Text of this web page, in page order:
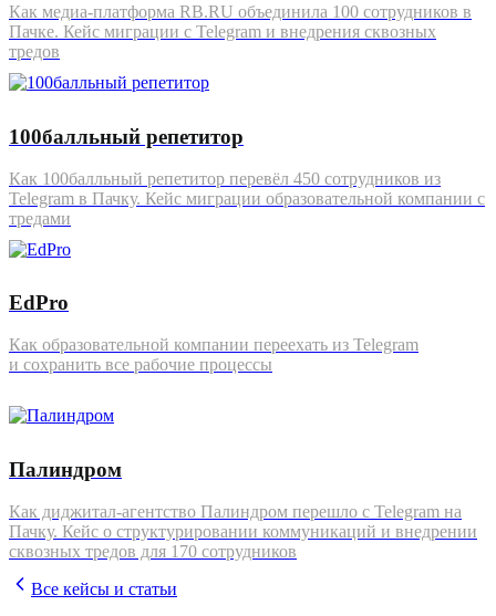
Как медиа-платформа RB.RU объединила 100 сотрудников в
Пачке. Кейс миграции с Telegram и внедрения сквозных
тредов
100балльный репетитор
Как 100балльный репетитор перевёл 450 сотрудников из
Telegram в Пачку. Кейс миграции образовательной компании с
тредами
EdPro
Как образовательной компании переехать из Telegram
и сохранить все рабочие процессы
Палиндром
Как диджитал-агентство Палиндром перешло с Telegram на
Пачку. Кейс о структурировании коммуникаций и внедрении
сквозных тредов для 170 сотрудников
Все кейсы и статьи